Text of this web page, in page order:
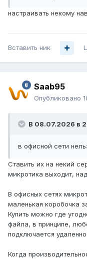
настраивать некому
Вставить ник
Saab95
Опубликовано
В 08.07.2026 в
в офисной сети
Ставить их на некий
микротика выходит,
В офисных сетях
маленькая коробочка
Купить можно где
файла, в принципе,
подключается удаленно.
Когда